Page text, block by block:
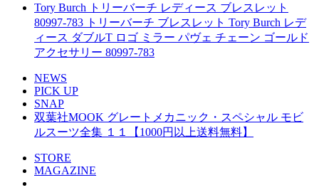
Tory Burch トリーバーチ レディース ブレスレット
80997-783 トリーバーチ ブレスレット Tory Burch レデ
ィース ダブルT ロゴ ミラー パヴェ チェーン ゴールド
アクセサリー 80997-783
NEWS
PICK UP
SNAP
双葉社MOOK グレートメカニック・スペシャル モビ
ルスーツ全集 １１【1000円以上送料無料】
STORE
MAGAZINE